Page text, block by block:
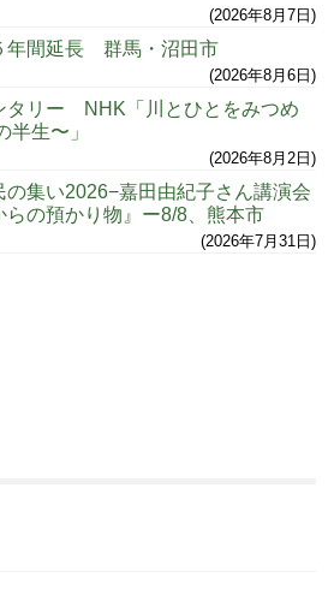
2026年8月7日
年間延長 群馬・沼田市
2026年8月6日
タリー NHK「川とひとをみつめ
半生〜」
2026年8月2日
集い2026−嘉田由紀子さん講演会
らの預かり物』ー8/8、熊本市
2026年7月31日